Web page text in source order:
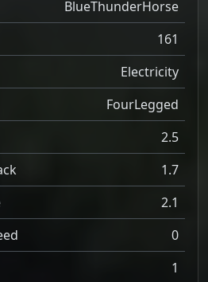
BlueThunderHorse
161
Electricity
FourLegged
2.5
1.7
2.1
0
1